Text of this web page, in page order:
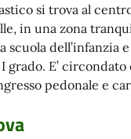
si trova al
in una zona
scuola dell’infanzia
grado. E’
pedonale e